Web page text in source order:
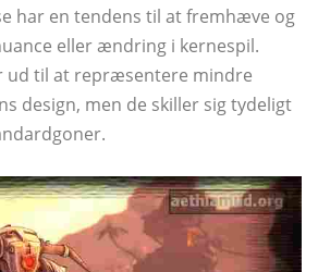
har en tendens til at fremhæve og
eller ændring i kernespil.
ud til at repræsentere mindre
design, men de skiller sig tydeligt